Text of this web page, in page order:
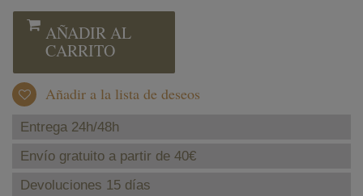
AÑADIR AL
CARRITO
Añadir a la lista de deseos
Entrega 24h/48h
Envío gratuito a partir de 40€
Devoluciones 15 días